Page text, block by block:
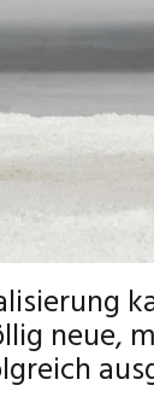
neue,